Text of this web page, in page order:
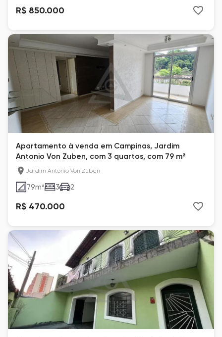
R$ 850.000
Apartamento à venda em Campinas, Jardim
Antonio Von Zuben, com 3 quartos, com 79 m²
Jardim Antonio Von Zuben
79m² 3 2
R$ 470.000